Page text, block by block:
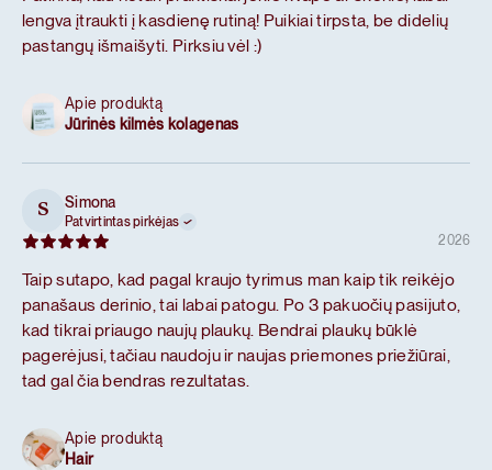
lengva įtraukti į kasdienę rutiną! Puikiai tirpsta, be didelių
pastangų išmaišyti. Pirksiu vėl :)
Apie produktą
Jūrinės kilmės kolagenas
S Simona
Patvirtintas pirkėjas
2026
Taip sutapo, kad pagal kraujo tyrimus man kaip tik reikėjo
panašaus derinio, tai labai patogu. Po 3 pakuočių pasijuto,
kad tikrai priaugo naujų plaukų. Bendrai plaukų būklė
pagerėjusi, tačiau naudoju ir naujas priemones priežiūrai,
tad gal čia bendras rezultatas.
Apie produktą
Hair